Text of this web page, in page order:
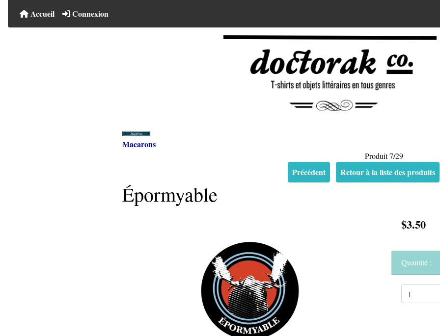
Accueil Connexion
Macarons
Produit 7/29
Précédent Retour à la liste des produits
Épormyable
$3.50
Quantité :